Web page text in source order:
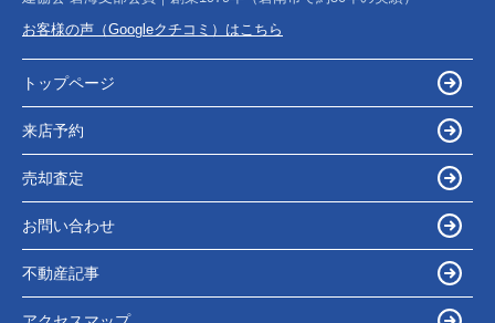
お客様の声（Googleクチコミ）はこちら
トップページ
来店予約
売却査定
お問い合わせ
不動産記事